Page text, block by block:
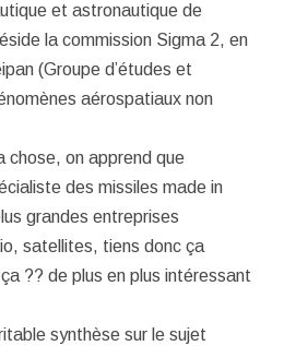
et astronautique de
la commission Sigma 2, en
(Groupe d’études et
aérospatiaux non
chose, on apprend que
des missiles made in
grandes entreprises
satellites, tiens donc ça
?? de plus en plus intéressant
synthèse sur le sujet